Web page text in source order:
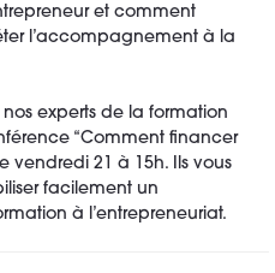
et comment
l’accompagnement à la
experts de la formation
“Comment financer
vendredi 21 à 15h. Ils vous
facilement un
à l’entrepreneuriat.